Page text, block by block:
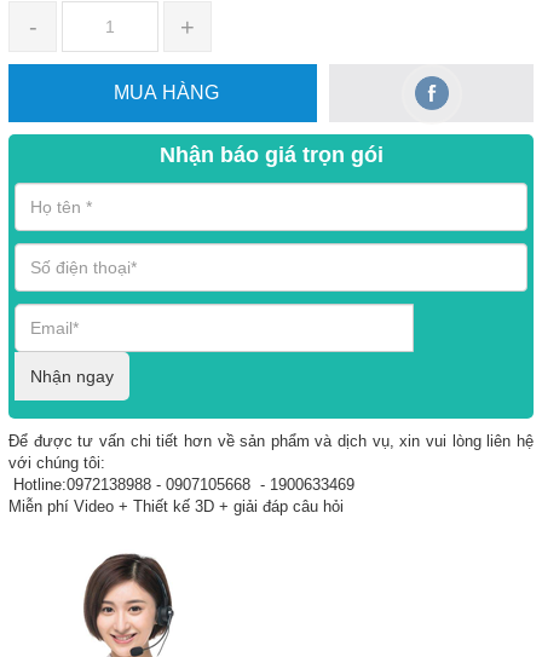
- +
MUA HÀNG
Nhận báo giá trọn gói
Nhận ngay
Để được tư vấn chi tiết hơn về sản phẩm và dịch vụ, xin vui lòng liên hệ
với chúng tôi:
Hotline:0972138988 - 0907105668 - 1900633469
Miễn phí Video + Thiết kế 3D + giải đáp câu hỏi